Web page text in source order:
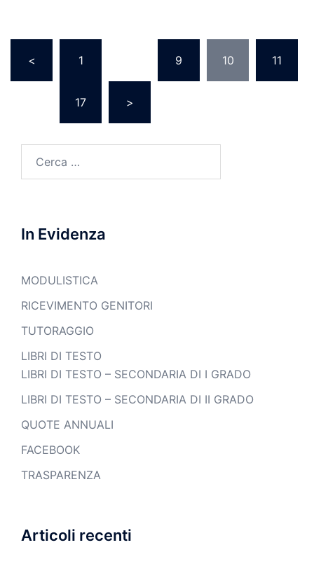
degli
articoli
< 1 9 10 11
17 >
per:
In Evidenza
MODULISTICA
RICEVIMENTO GENITORI
TUTORAGGIO
LIBRI DI TESTO
LIBRI DI TESTO – SECONDARIA DI I GRADO
LIBRI DI TESTO – SECONDARIA DI II GRADO
QUOTE ANNUALI
FACEBOOK
TRASPARENZA
Articoli recenti